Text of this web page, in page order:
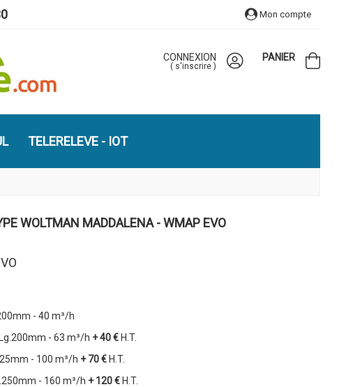
CONNEXION
( s'inscrire )
PANIER
TELERELEVE - IOT
WOLTMAN MADDALENA - WMAP EVO
- 40 m³/h
- 63 m³/h + 40 € H.T.
- 100 m³/h + 70 € H.T.
- 160 m³/h + 120 € H.T.
Mon compte